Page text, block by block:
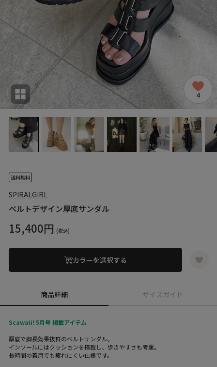
4
送料無料
SPIRALGIRL
ベルトデザイン厚底サンダル
15,400円 (税込)
カラーを選択する
商品詳細 サイズガイド
Scawaii! 5月号 掲載アイテム
厚底で脚長効果抜群のベルトサンダル。
インソールにはクッションを搭載し、歩きやすさも考慮。
長時間の着用でも疲れにくい仕様です。